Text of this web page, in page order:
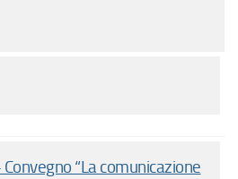
“La comunicazione